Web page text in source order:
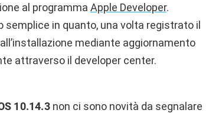
al programma Apple Developer.
semplice in quanto, una volta registrato il
mediante aggiornamento
attraverso il developer center.
10.14.3non ci sono novità da segnalare